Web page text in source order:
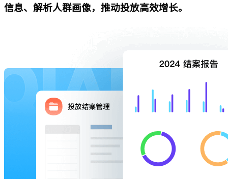
信息、解析人群画像，推动投放高效增长。